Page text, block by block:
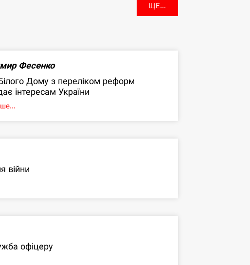
ЩЕ...
Фесенко
Дому з переліком реформ
інтересам України
війни
офіцеру